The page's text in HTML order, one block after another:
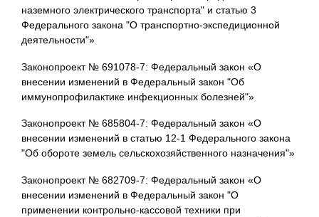
наземного электрического транспорта" и статью 3
Федерального закона "О транспортно-экспедиционной
деятельности"»
Законопроект № 691078-7: Федеральный закон «О
внесении изменений в Федеральный закон "Об
иммунопрофилактике инфекционных болезней"»
Законопроект № 685804-7: Федеральный закон «О
внесении изменений в статью 12-1 Федерального закона
"Об обороте земель сельскохозяйственного назначения"»
Законопроект № 682709-7: Федеральный закон «О
внесении изменений в Федеральный закон "О
применении контрольно-кассовой техники при